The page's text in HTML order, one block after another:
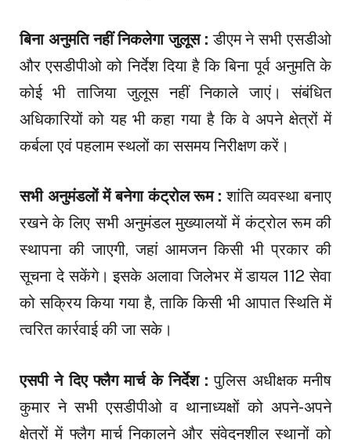
बिना अनुमति नहीं निकलेगा जुलूस : डीएम ने सभी एसडीओ
और एसडीपीओ को निर्देश दिया है कि बिना पूर्व अनुमति के
कोई भी ताजिया जुलूस नहीं निकाले जाएं। संबंधित
अधिकारियों को यह भी कहा गया है कि वे अपने क्षेत्रों में
कर्बला एवं पहलाम स्थलों का ससमय निरीक्षण करें।
सभी अनुमंडलों में बनेगा कंट्रोल रूम : शांति व्यवस्था बनाए
रखने के लिए सभी अनुमंडल मुख्यालयों में कंट्रोल रूम की
स्थापना की जाएगी, जहां आमजन किसी भी प्रकार की
सूचना दे सकेंगे। इसके अलावा जिलेभर में डायल 112 सेवा
को सक्रिय किया गया है, ताकि किसी भी आपात स्थिति में
त्वरित कार्रवाई की जा सके।
एसपी ने दिए फ्लैग मार्च के निर्देश :पुलिस अधीक्षक मनीष
कुमार ने सभी एसडीपीओ व थानाध्यक्षों को अपने-अपने
क्षेत्रों में फ्लैग मार्च निकालने और संवेदनशील स्थानों को